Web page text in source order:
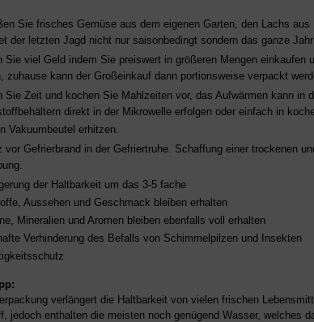
Sie frisches Gemüse aus dem eigenen Garten, den Lachs aus
der letzten Jagd nicht nur saisonbedingt sondern das ganze
Sie viel Geld indem Sie preiswert in größeren Mengen einkaufen
zuhause kann der Großeinkauf dann portionsweise verpackt
Sie Zeit und kochen Sie Mahlzeiten vor, das Aufwärmen kann in
direkt in der Mikrowelle erfolgen oder einfach in
Vakuumbeutel erhitzen.
vor Gefrierbrand in der Gefriertruhe. Schaffung einer trockenen
der Haltbarkeit um das 3-5 fache
Aussehen und Geschmack bleiben erhalten
Mineralien und Aromen bleiben ebenfalls voll erhalten
Verhinderung des Befalls von Schimmelpilzen und Insekten
verlängert die Haltbarkeit von vielen frischen
jedoch enthalten die meisten noch genügend Wasser, welches